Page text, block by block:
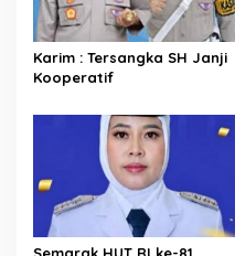
Karim : Tersangka SH Janji
Kooperatif